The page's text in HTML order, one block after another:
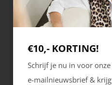
€10,- KORTING!
Schrijf je nu in voor onze
e-mailnieuwsbrief & krijg